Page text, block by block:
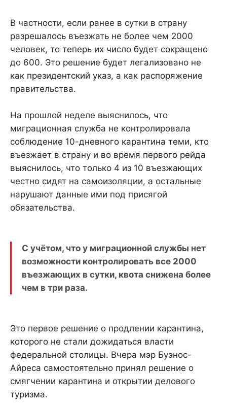
В частности, если ранее в сутки в страну
разрешалось въезжать не более чем 2000
человек, то теперь их число будет сокращено
до 600. Это решение будет легализовано не
как президентский указ, а как распоряжение
правительства.
На прошлой неделе выяснилось, что
миграционная служба не контролировала
соблюдение 10-дневного карантина теми, кто
въезжает в страну и во время первого рейда
выяснилось, что только 4 из 10 въезжающих
честно сидят на самоизоляции, а остальные
нарушают данные ими под присягой
обязательства.
С учётом, что у миграционной службы нет
возможности контролировать все 2000
въезжающих в сутки, квота снижена более
чем в три раза.
Это первое решение о продлении карантина,
которого не стали дожидаться власти
федеральной столицы. Вчера мэр Буэнос-
Айреса самостоятельно принял решение о
смягчении карантина и открытии делового
туризма.